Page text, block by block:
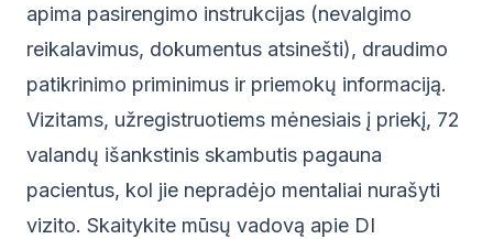
apima pasirengimo instrukcijas (nevalgimo
reikalavimus, dokumentus atsinešti), draudimo
patikrinimo priminimus ir priemokų informaciją.
Vizitams, užregistruotiems mėnesiais į priekį, 72
valandų išankstinis skambutis pagauna
pacientus, kol jie nepradėjo mentaliai nurašyti
vizito. Skaitykite mūsų vadovą apie DI